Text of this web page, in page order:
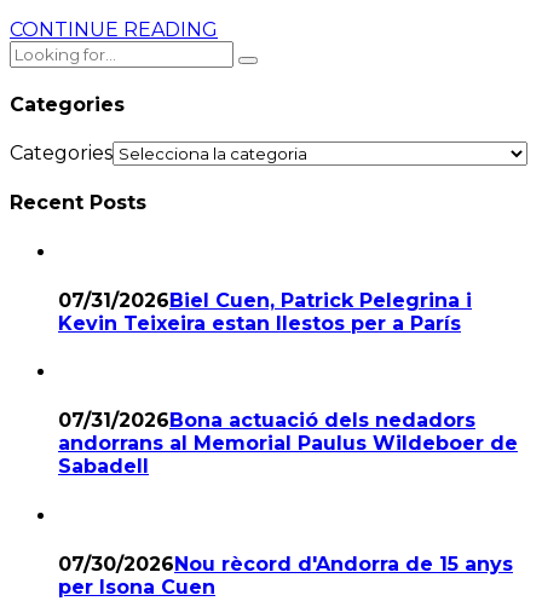
CONTINUE READING
Categories
Categories
Recent Posts
07/31/2026Biel Cuen, Patrick Pelegrina i
Kevin Teixeira estan llestos per a París
07/31/2026 Bona actuació dels nedadors
andorrans al Memorial Paulus Wildeboer de
Sabadell
07/30/2026Nou rècord d'Andorra de 15 anys
per Isona Cuen